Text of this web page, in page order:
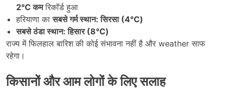
2°Cकमरिकॉर्ड हुआ
हरियाणा कासबसे गर्म स्थान: सिरसा (4°C)
सबसे ठंडा स्थान: हिसार (8°C)
राज्य में फिलहाल बारिश की कोई संभावना नहीं है और weather साफ
रहेगा।
किसानों और आम लोगों के लिए सलाह